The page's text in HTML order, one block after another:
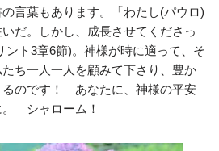
言葉もあります。「わたし(パウロ)
だ。しかし、成長させてくださっ
ト3章6節)。神様が時に適って、そ
ち一人一人を顧みて下さり、豊か
るのです！ あなたに、神様の平安
。 シャローム！